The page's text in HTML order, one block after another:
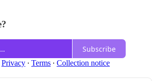
Subscribe
Privacy ∙ Terms ∙ Collection notice